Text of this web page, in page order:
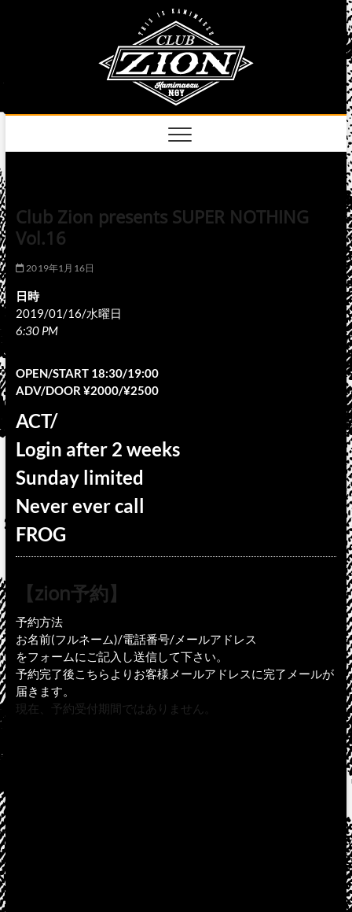
Club Zion presents SUPER NOTHING
Vol.16
2019年1月16日
日時
2019/01/16/水曜日
6:30 PM
OPEN/START 18:30/19:00
ADV/DOOR ¥2000/¥2500
ACT/
Login after 2 weeks
Sunday limited
Never ever call
FROG
【zion予約】
予約方法
お名前(フルネーム)/電話番号/メールアドレス
をフォームにご記入し送信して下さい。
予約完了後こちらよりお客様メールアドレスに完了メールが
届きます。
現在、予約受付期間ではありません。